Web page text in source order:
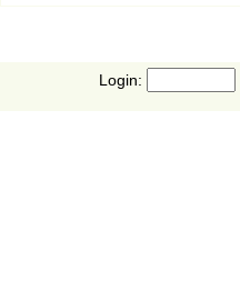
Login: